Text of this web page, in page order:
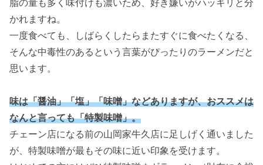
脂の量も多く味付けも濃いため、好き嫌いがハッキリと分
かれますね。
一度食べても、しばらくしたらまたすぐに食べたくなる、
そんな中毒性のあるという言葉がぴったりのラーメンだと
思います。
味は「醤油」「塩」「味噌」などありますが、おススメは
なんと言っても「特製味噌」。
チェーン店になる前の山岡家牛久店に足しげく通いました
が、特製味噌が最もその味に近い印象を受けます。